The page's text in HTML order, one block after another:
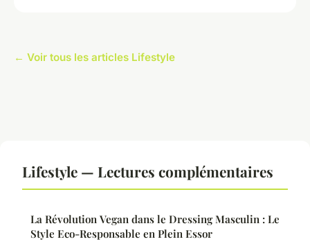
← Voir tous les articles Lifestyle
Lifestyle — Lectures complémentaires
La Révolution Vegan dans le Dressing Masculin : Le
Style Eco-Responsable en Plein Essor